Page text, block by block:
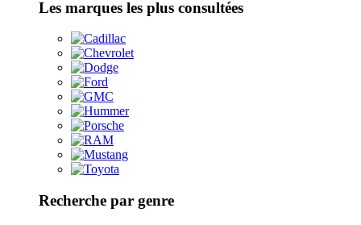
Les marques les plus consultées
Recherche par genre